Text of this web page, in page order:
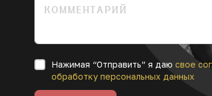
Нажимая “Отправить” я даю свое
обработку персональных данных